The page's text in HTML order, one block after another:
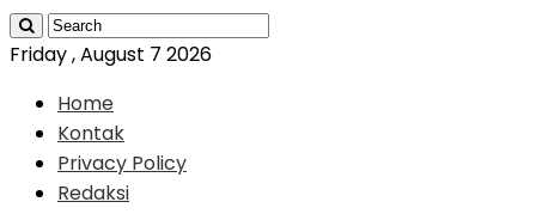
Friday , August 7 2026
Home
Kontak
Privacy Policy
Redaksi